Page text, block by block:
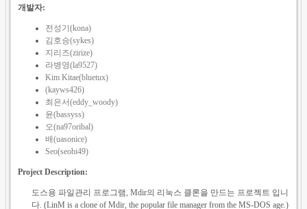
개발자:
전성기(kona)
김호승(sykes)
지리즈(zirize)
라병영(la9527)
Kim Kitae(bluetux)
(kayws426)
최은서(eddy_woody)
윤(bassyss)
오(na97oribal)
배(uasonice)
Seo(seobi49)
Project Description:
도스용 파일관리 프로그램, Mdir의 리눅스 클론을 만드는 프로젝트 입니
다. (LinM is a clone of Mdir, the popular file manager from the MS-DOS age.)